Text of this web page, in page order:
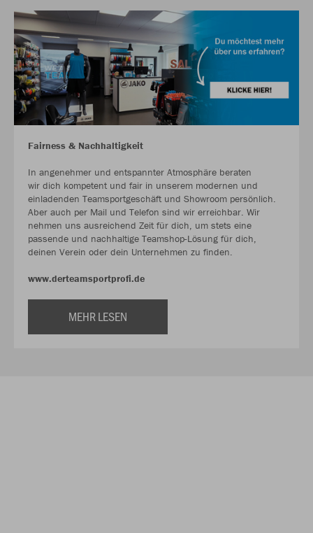
Fairness & Nachhaltigkeit
In angenehmer und entspannter Atmosphäre beraten
wir dich kompetent und fair in unserem modernen und
einladenden Teamsportgeschäft und Showroom persönlich.
Aber auch per Mail und Telefon sind wir erreichbar. Wir
nehmen uns ausreichend Zeit für dich, um stets eine
passende und nachhaltige Teamshop-Lösung für dich,
deinen Verein oder dein Unternehmen zu finden.
www.derteamsportprofi.de
MEHR LESEN